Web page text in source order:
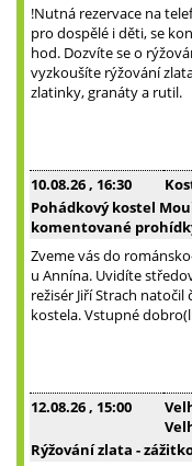
!Nutná rezervace na
pro dospělé i děti, se
hod. Dozvíte se o
vyzkoušíte rýžování
zlatinky, granáty a rutil.
10.08.26 , 16:30
Pohádkový kostel
komentované
Zveme vás do
u Annína. Uvidíte
režisér Jiří Strach
kostela. Vstupné
12.08.26 , 15:00
Rýžování zlata -